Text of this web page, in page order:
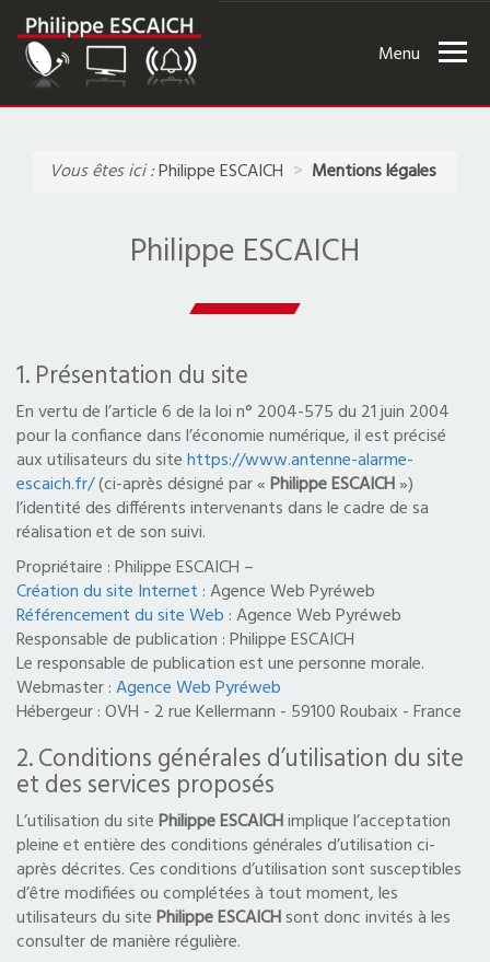
PRÉSENTATION
ACTUALITÉS
RÉALISATIONS
TÉLÉVISION
ALARME ET VIDÉOSURVEILLANCE
PARTENAIRES
CONTACT
Vous êtes ici :Philippe ESCAICH Mentions légales
Philippe ESCAICH
1. Présentation du site
En vertu de l’article 6 de la loi n° 2004-575 du 21 juin 2004
pour la confiance dans l’économie numérique, il est précisé
aux utilisateurs du sitehttps://www.antenne-alarme-
escaich.fr/(ci-après désigné par «Philippe ESCAICH»)
l’identité des différents intervenants dans le cadre de sa
réalisation et de son suivi.
Propriétaire : Philippe ESCAICH –
Création du site Internet : Agence Web Pyréweb
Référencement du site Web : Agence Web Pyréweb
Responsable de publication : Philippe ESCAICH
Le responsable de publication est une personne morale.
Webmaster :Agence Web Pyréweb
Hébergeur : OVH - 2 rue Kellermann - 59100 Roubaix - France
2. Conditions générales d’utilisation du site
et des services proposés
L’utilisation du sitePhilippe ESCAICHimplique l’acceptation
pleine et entière des conditions générales d’utilisation ci-
après décrites. Ces conditions d’utilisation sont susceptibles
d’être modifiées ou complétées à tout moment, les
utilisateurs du sitePhilippe ESCAICHsont donc invités à les
consulter de manière régulière.